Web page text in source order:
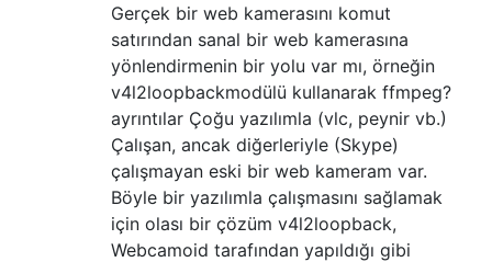
Gerçek bir web kamerasını komut
satırından sanal bir web kamerasına
yönlendirmenin bir yolu var mı, örneğin
v4l2loopbackmodülü kullanarak ffmpeg?
ayrıntılar Çoğu yazılımla (vlc, peynir vb.)
Çalışan, ancak diğerleriyle (Skype)
çalışmayan eski bir web kameram var.
Böyle bir yazılımla çalışmasını sağlamak
için olası bir çözüm v4l2loopback,
Webcamoid tarafından yapıldığı gibi